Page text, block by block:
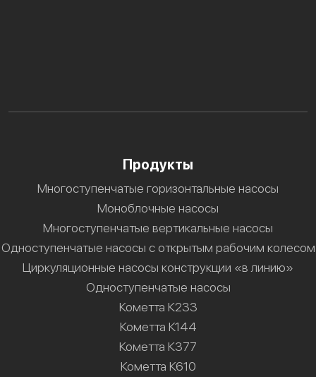
Продукты
Многоступенчатые горизонтальные насосы
Моноблочные насосы
Многоступенчатые вертикальные насосы
Одноступенчатые насосы с открытым рабочим колесом
Циркуляционные насосы конструкции «в линию»
Одноступенчатые насосы
Кометта К233
Кометта К144
Кометта К377
Кометта К610